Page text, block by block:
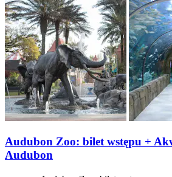
Audubon Zoo: bilet wstępu +
Audubon